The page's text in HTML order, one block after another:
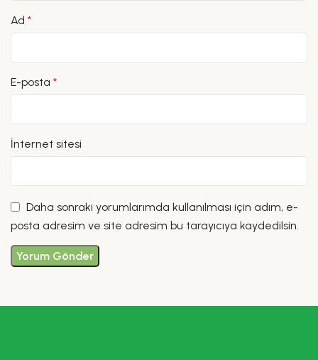
Ad *
E-posta *
İnternet sitesi
Daha sonraki yorumlarımda kullanılması için adım, e-
posta adresim ve site adresim bu tarayıcıya kaydedilsin.